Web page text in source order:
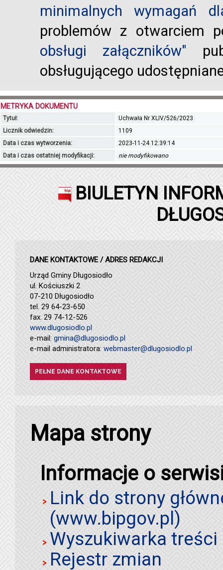
minimalnych wymagań
problemów z otwarciem
obsługi załączników"
obsługującego
METRYKA DOKUMENTU
Tytuł:
Uchwała Nr XLIV/526/2023
Licznik odwiedzin:
1109
Data i czas wytworzenia:
2023-11-24 12:39:14
Data i czas ostatniej modyfikacji:
nie modyfikowano
BIULETYN
DANE KONTAKTOWE / ADRES REDAKCJI
Urząd Gminy Długosiodło
ul. Kościuszki 2
07-210 Długosiodło
tel. 29 64-23-650
fax. 29 74-12-526
www.dlugosiodlo.pl
e-mail: gmina@dlugosiodlo.pl
e-mail administratora: webmaster@dlugosiodlo.pl
PEŁNE DANE KONTAKTOWE
Mapa strony
Informacje o
Link do strony
(www.bipgov.pl)
Wyszukiwarka
Rejestr zmian